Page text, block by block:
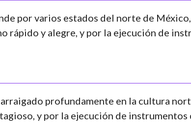
por varios estados del norte de
rápido y alegre, y por la ejecución de
profundamente en la cultura
y por la ejecución de instrumentos